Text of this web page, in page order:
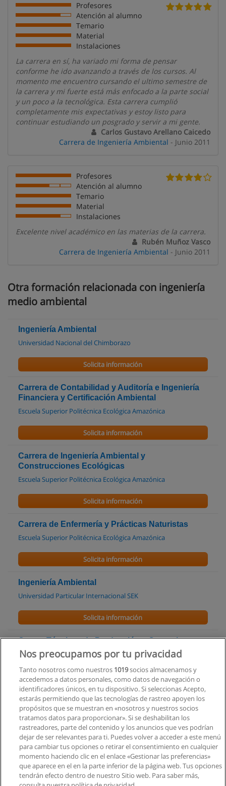
Profesores
Atención al alumno
Temario
Material
Instalaciones
La carrera en sí, ha variado mi forma de pensar
conforme he ido avanzando a través de los cursos. Al
momento me encuentro cursando el ultimo semestre de
la carrera y mi fuerte está más enfocado a la parte social
y un poco a la tecnológica. Esta carrera cumplió
completamente mis expectativas y estoy listo para
continuar estudiando un posgrado y servir a mi gente.
Carlos Gustavo Arellano Caicedo
Carrera de Ingeniería Ambiental - Junio 2011
Profesores
Atención al alumno
Temario
Material
Instalaciones
Excelente nivel académico en las materias de la carrera.
Rubén Muñoz Vasco
Carrera de Ingeniería Ambiental - Junio 2011
Otra formación relacionada con ingeniería
medio ambiental
Ingeniería Ambiental
Universidad Nacional del Chimborazo
Solicita información
Carrera de Contabilidad y Auditoría e Ingeniería
Financiera y Certificación Ambiental
Escuela Superior Politécnica Ecológica Amazónica
Solicita información
Carrera de Ingeniería Ambiental y
Construcciones Ecológicas
Escuela Superior Politécnica Ecológica Amazónica
Solicita información
Carrera de Enfermería y Prácticas Naturistas
Escuela Superior Politécnica Ecológica Amazónica
Solicita información
Ingeniería Ambiental
Universidad Particular Internacional SEK
Solicita información
Curso: Técnicas de Producción y Operaciones:
Tecnologías y Medio Ambiente
Solicita información
Maestría en Desarrollo Regional y Planificación
Territorial
Pontificia Universidad Católica del Ecuador
Solicita información
Nos preocupamos por tu privacidad
Tanto nosotros como nuestros 1019socios almacenamos y
accedemos a datos personales, como datos de navegación o
identificadores únicos, en tu dispositivo. Si seleccionas Acepto,
estarás permitiendo que las tecnologías de rastreo apoyen los
propósitos que se muestran en «nosotros y nuestros socios
tratamos datos para proporcionar». Si se deshabilitan los
rastreadores, parte del contenido y los anuncios que ves podrían
dejar de ser relevantes para ti. Puedes volver a acceder a este menú
para cambiar tus opciones o retirar el consentimiento en cualquier
momento haciendo clic en el enlace «Gestionar las preferencias»
que aparece en el en la parte inferior de la página web. Tus opciones
tendrán efecto dentro de nuestro Sitio web. Para saber más,